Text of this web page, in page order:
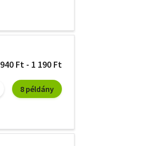
940 Ft - 1 190 Ft
8 példány